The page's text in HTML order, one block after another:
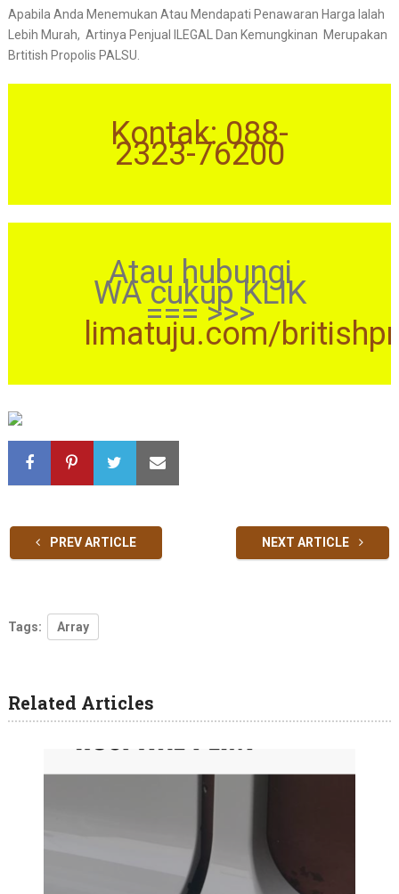
Apabila Anda Menemukan Atau Mendapati Penawaran Harga Ialah
Lebih Murah, Artinya Penjual ILEGAL Dan Kemungkinan Merupakan
Brtitish Propolis PALSU.
Kontak: 088-
2323-76200
Atau hubungi
WA cukup KLIK
=== >>>
limatuju.com/
PREV ARTICLE NEXT ARTICLE
Tags: Array
Related Articles